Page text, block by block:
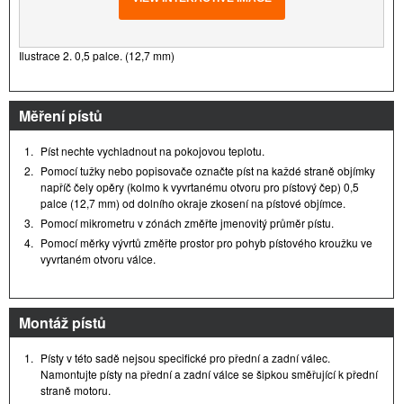
Ilustrace 2. 0,5 palce. (12,7 mm)
Měření pístů
1. Píst nechte vychladnout na pokojovou teplotu.
2. Pomocí tužky nebo popisovače označte píst na každé straně objímky
napříč čely opěry (kolmo k vyvrtanému otvoru pro pístový čep) 0,5
palce (12,7 mm) od dolního okraje zkosení na pístové objímce.
3. Pomocí mikrometru v zónách změřte jmenovitý průměr pístu.
4. Pomocí měrky vývrtů změřte prostor pro pohyb pístového kroužku ve
vyvrtaném otvoru válce.
Montáž pístů
1. Písty v této sadě nejsou specifické pro přední a zadní válec.
Namontujte písty na přední a zadní válce se šipkou směřující k přední
straně motoru.